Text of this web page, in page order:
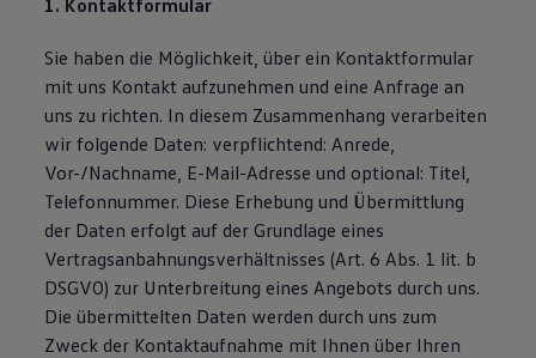
Uptime
1. Kontaktformular
Sie haben die Möglichkeit, über ein Kontaktformular
mit uns Kontakt aufzunehmen und eine Anfrage an
uns zu richten. In diesem Zusammenhang verarbeiten
wir folgende Daten: verpflichtend: Anrede,
Vor-/Nachname, E-Mail-Adresse und optional: Titel,
Telefonnummer. Diese Erhebung und Übermittlung
der Daten erfolgt auf der Grundlage eines
Vertragsanbahnungsverhältnisses (Art. 6 Abs. 1 lit. b
DSGVO) zur Unterbreitung eines Angebots durch uns.
Die übermittelten Daten werden durch uns zum
Zweck der Kontaktaufnahme mit Ihnen über Ihren